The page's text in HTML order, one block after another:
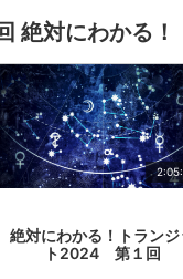
絶対にわかる
絶対にわかる！トランジ
ト2024 第１回